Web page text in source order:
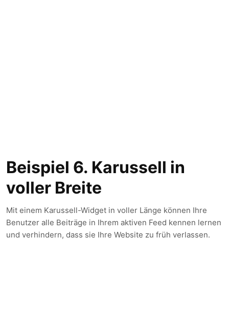
Beispiel 6. Karussell in
voller Breite
Mit einem Karussell-Widget in voller Länge können Ihre
Benutzer alle Beiträge in Ihrem aktiven Feed kennen lernen
und verhindern, dass sie Ihre Website zu früh verlassen.